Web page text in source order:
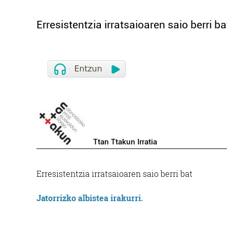
Erresistentzia irratsaioaren saio berri
Ttan Ttakun Irratia
Erresistentzia irratsaioaren saio berri bat
Jatorrizko albistea irakurri.